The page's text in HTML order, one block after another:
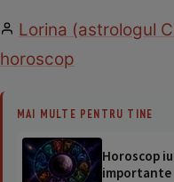
Lorina (astrologul
horoscop
MAI MULTE PENTRU TINE
Horoscop
importante